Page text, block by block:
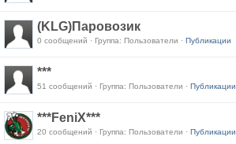
(KLG)Паровозик
0 сообщений · Группа: Пользователи · Публикации
***
51 сообщений · Группа: Пользователи · Публикации
***FeniX***
20 сообщений · Группа: Пользователи · Публикации